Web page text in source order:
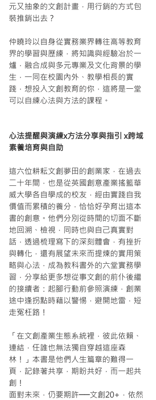
元又抽象的文創計畫，用行銷的方式包
裝推銷出去？
仲曉玲以自身從實務業界轉往高等教育
界的學習與歷練，將知識與經驗冶於一
爐，融合成與多元專業及文化背景的學
生，一同在校園內外、教學相長的實
踐，想投入文創教育的你，這將是一堂
可以自練心法與方法的課程。
心法提醒與演練x方法分享與指引 x跨域
素養培育與自助
這六位耕耘文創夢田的創業家，在過去
二十年間，也是從英國創意產業搖籃華
威大學各自學成的校友，經由實踐自我
價值而累積的養分，恰恰好孕育出這本
書的創意。他們分別從時間的切面不斷
地回溯、檢視，同時也與自己真實對
話，透過梳理寫下的深刻體會，有挫折
與轉化，還有展望未來而提煉的實用策
略與心法，成為教科書外的六堂實務學
習，分享給更多想從事文創的前仆後繼
的接續者：起腳行動前參照演練，創業
途中逢拐點時藉以警惕，避開地雷，短
走冤枉路！
「在文創產業生態系統裡，彼此依賴、
連結，任誰也無法獨自穿越這座森
林！」本書是他們人生篇章的難得一
頁，記錄著共享，期盼共好，而一起共
創！
面對未來，仍要期許──文創20+，依然